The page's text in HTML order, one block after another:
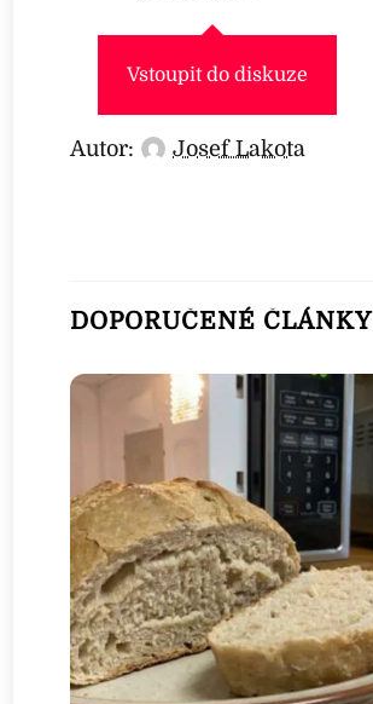
Vstoupit do diskuze
Autor: Josef Lakota
DOPORUČENÉ ČLÁNKY